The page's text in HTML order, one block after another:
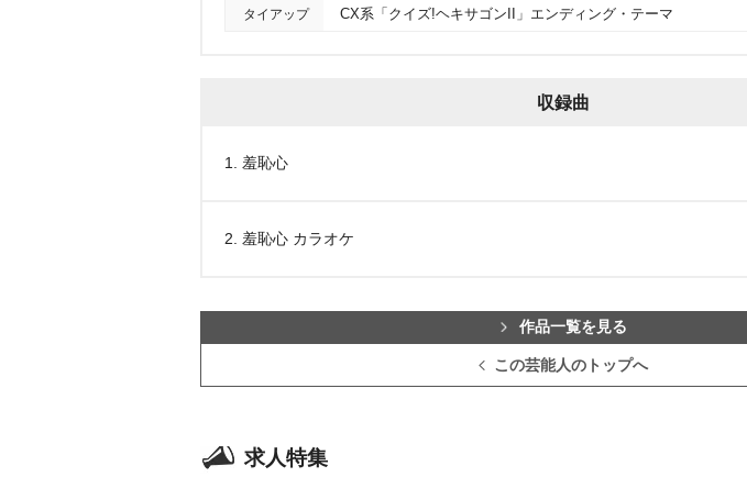
タイアップ CX系「クイズ!ヘキサゴンII」エンディング・テーマ
収録曲
1. 羞恥心
2. 羞恥心 カラオケ
作品一覧を見る
この芸能人のトップへ
求人特集